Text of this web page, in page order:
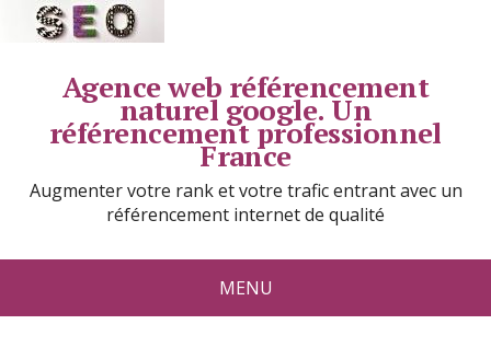
Agence web référencement
naturel google. Un
référencement professionnel
France
Augmenter votre rank et votre trafic entrant avec un
référencement internet de qualité
MENU